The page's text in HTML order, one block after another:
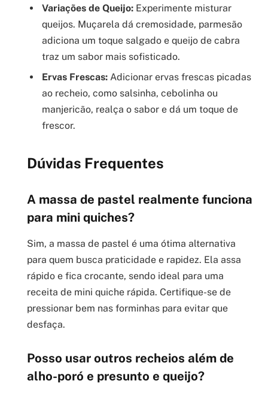
Variações de Queijo: Experimente misturar
queijos. Muçarela dá cremosidade, parmesão
adiciona um toque salgado e queijo de cabra
traz um sabor mais sofisticado.
Ervas Frescas: Adicionar ervas frescas picadas
ao recheio, como salsinha, cebolinha ou
manjericão, realça o sabor e dá um toque de
frescor.
Dúvidas Frequentes
A massa de pastel realmente funciona
para mini quiches?
Sim, a massa de pastel é uma ótima alternativa
para quem busca praticidade e rapidez. Ela assa
rápido e fica crocante, sendo ideal para uma
receita de mini quiche rápida. Certifique-se de
pressionar bem nas forminhas para evitar que
desfaça.
Posso usar outros recheios além de
alho-poró e presunto e queijo?